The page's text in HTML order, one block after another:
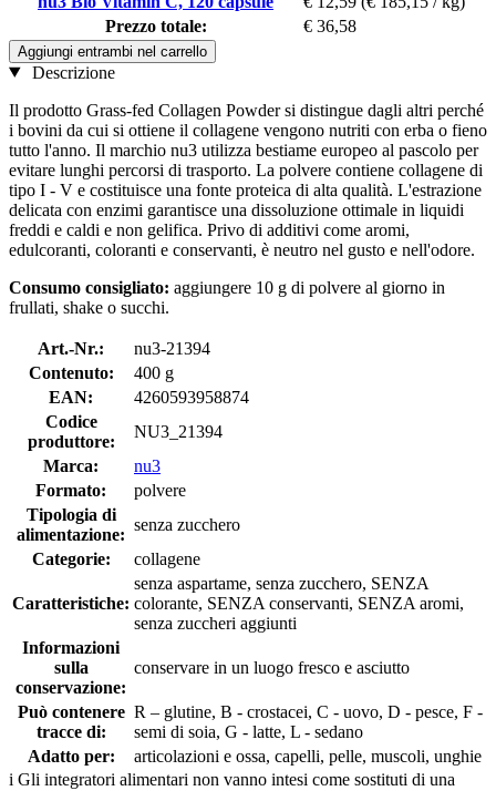
Prezzo totale:
€ 36,58
Aggiungi entrambi nel carrello
Descrizione
Il prodotto Grass-fed Collagen Powder si distingue dagli altri perché
i bovini da cui si ottiene il collagene vengono nutriti con erba o fieno
tutto l'anno. Il marchio nu3 utilizza bestiame europeo al pascolo per
evitare lunghi percorsi di trasporto. La polvere contiene collagene di
tipo I - V e costituisce una fonte proteica di alta qualità. L'estrazione
delicata con enzimi garantisce una dissoluzione ottimale in liquidi
freddi e caldi e non gelifica. Privo di additivi come aromi,
edulcoranti, coloranti e conservanti, è neutro nel gusto e nell'odore.
Consumo consigliato: aggiungere 10 g di polvere al giorno in
frullati, shake o succhi.
Art.-Nr.:
nu3-21394
Contenuto:
400 g
EAN:
4260593958874
Codice
produttore:
NU3_21394
Marca:
nu3
Formato:
polvere
Tipologia di
alimentazione:
senza zucchero
Categorie:
collagene
Caratteristiche:
senza aspartame, senza zucchero, SENZA
colorante, SENZA conservanti, SENZA aromi,
senza zuccheri aggiunti
Informazioni
sulla
conservazione:
conservare in un luogo fresco e asciutto
Può contenere
tracce di:
R – glutine, B - crostacei, C - uovo, D - pesce, F -
semi di soia, G - latte, L - sedano
Adatto per:
articolazioni e ossa, capelli, pelle, muscoli, unghie
i Gli integratori alimentari non vanno intesi come sostituti di una